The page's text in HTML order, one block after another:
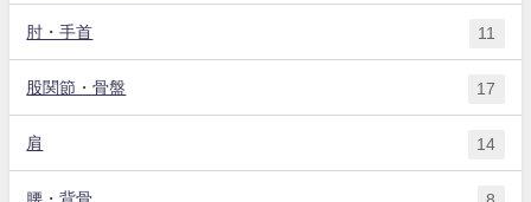
肘・手首 11
股関節・骨盤 17
肩 14
腰・背骨